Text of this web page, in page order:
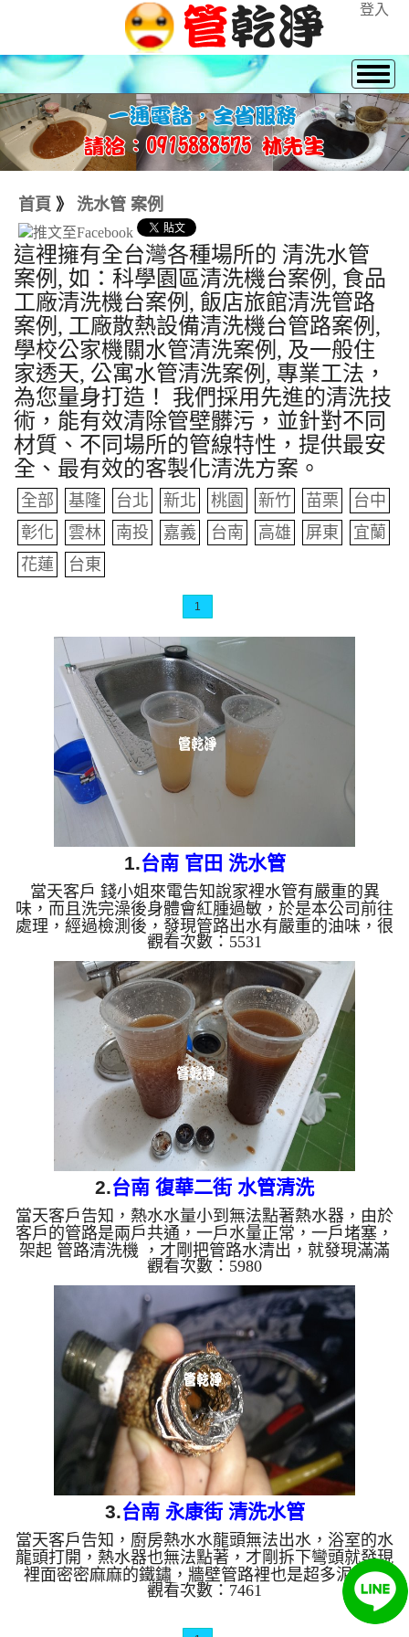
登入
首頁 》 洗水管 案例
這裡擁有全台灣各種場所的 清洗水管
案例, 如：科學園區清洗機台案例, 食品
工廠清洗機台案例, 飯店旅館清洗管路
案例, 工廠散熱設備清洗機台管路案例,
學校公家機關水管清洗案例, 及一般住
家透天, 公寓水管清洗案例, 專業工法，
為您量身打造！ 我們採用先進的清洗技
術，能有效清除管壁髒污，並針對不同
材質、不同場所的管線特性，提供最安
全、最有效的客製化清洗方案。
全部 基隆 台北 新北 桃園 新竹 苗栗
台中
彰化
雲林 南投 嘉義 台南 高雄 屏東
宜蘭
花蓮
台東
1
1.台南 官田 洗水管
當天客戶 錢小姐來電告知說家裡水管有嚴重的異
味，而且洗完澡後身體會紅腫過敏，於是本公司前往
處理，經過檢測後，發現管路出水有嚴重的油味，很
像揮發物倒在水塔裡面一樣，於是本公司架起 水管
清洗機 ，開始 洗水管 過程中，管路噴出髒水外，如
下圖，還跑出粉紅色奇怪的異物，味道很嗆及刺鼻，
水管清洗 約兩個多小時，管路終於清洗乾淨，客戶
終於能正常能正常洗澡了。 清洗水管,水管清洗, 洗水
管, 熱水管堵塞, 熱水忽冷忽熱 ...
觀看次數：5531
2.台南 復華二街 水管清洗
當天客戶告知，熱水水量小到無法點著熱水器，由於
客戶的管路是兩戶共通，一戶水量正常，一戶堵塞，
架起 管路清洗機 ，才剛把管路水清出，就發現滿滿
都是鐵鏽的水，把彎頭拆下，發現管子裡密密麻麻的
鐵鏽，於是開始 清洗水管 ，按著正常工法 灌入檸檬
酸 洗水管 ， 等了約十分鐘， 做 水管清洗 的動作，
洗了約六個小時，終於把客戶的問題處理好。 清洗
水管 水管清洗 洗水管 熱水管堵塞 熱水忽冷忽熱 ...
觀看次數：5980
3.台南 永康街 清洗水管
當天客戶告知，廚房熱水水龍頭無法出水，浴室的水
龍頭打開，熱水器也無法點著，才剛拆下彎頭就發現
裡面密密麻麻的鐵鏽，牆壁管路裡也是超多泥巴淤
積，於是我們架起 水管清洗機 ，開始 洗水管 ，才剛
灌入檸檬酸，管路就堵塞了， 清洗水管 時，水龍頭
沖出很多的鐵鏽及泥巴，過程好幾次 水管堵塞 ， 水
觀看次數：7461